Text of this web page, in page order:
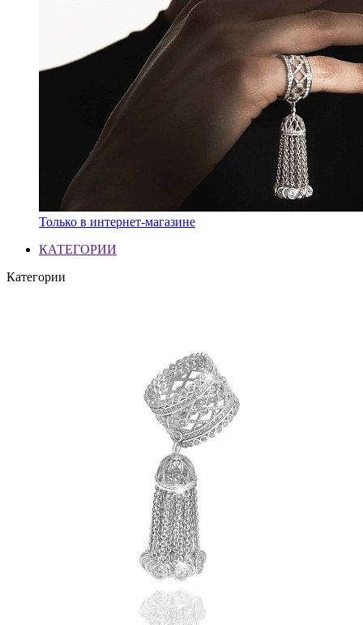
Только в интернет-магазине
КАТЕГОРИИ
Категории